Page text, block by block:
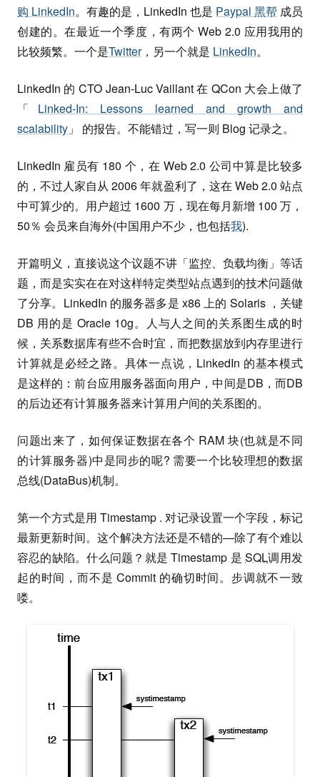
购 LinkedIn。有趣的是，LinkedIn 也是 Paypal 黑帮 成员
创建的。在最近一个季度，有两个 Web 2.0 应用我用的
比较频繁。一个是Twitter，另一个就是 LinkedIn。
LinkedIn 的 CTO Jean-Luc Vaillant 在 QCon 大会上做了
「 Linked-In: Lessons learned and growth and
scalability 」 的报告。不能错过，写一则 Blog 记录之。
LinkedIn 雇员有 180 个，在 Web 2.0 公司中算是比较多
的，不过人家自从 2006 年就盈利了，这在 Web 2.0 站点
中可算少的。用户超过 1600 万，现在每月新增 100 万，
50％ 会员来自海外(中国用户不少，也包括我).
开篇明义，直接说这个议题不讲「监控、负载均衡」等话
题，而是实实在在对这样特定类型站点遇到的技术问题做
了分享。LinkedIn 的服务器多是 x86 上的 Solaris ，关键
DB 用的是 Oracle 10g。人与人之间的关系图生成的时
候，关系数据库有些不合时宜，而把数据放到内存里进行
计算就是必经之路。具体一点说，LinkedIn 的基本模式
是这样的：前台应用服务器面向用户，中间是DB，而DB
的后边还有计算服务器来计算用户间的关系图的。
问题出来了，如何保证数据在各个 RAM 块(也就是不同
的计算服务器)中是同步的呢? 需要一个比较理想的数据
总线(DataBus)机制。
第一个方式是用 Timestamp . 对记录设置一个字段，标记
最新更新时间。这个解决方法还是不错的—除了有个难以
容忍的缺陷。什么问题？就是 Timestamp 是SQL调用发
起的时间，而不是 Commit 的确切时间。步调就不一致
喽。